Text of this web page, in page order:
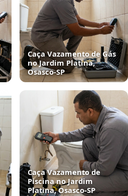
Caça Vazamento de Gás
no Jardim Platina,
Osasco‑SP
Caça Vazamento de
Piscina no Jardim
Platina, Osasco‑SP